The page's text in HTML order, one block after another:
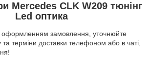
Mercedes CLK W209 тюнінг
Led оптика
оформленням замовлення, уточнюйте
та терміни доставки телефоном або в чаті,